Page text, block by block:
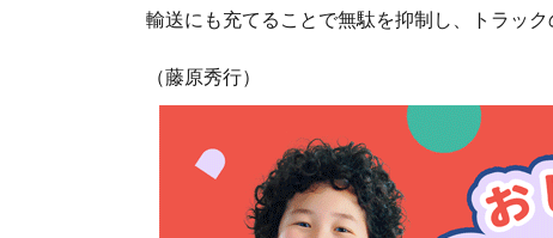
輸送にも充てることで無駄を抑制し、トラッ
（藤原秀行）